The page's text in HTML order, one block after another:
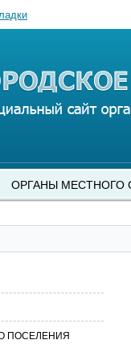
ОРГАНЫ МЕСТНОГО
ПОСЕЛЕНИЯ